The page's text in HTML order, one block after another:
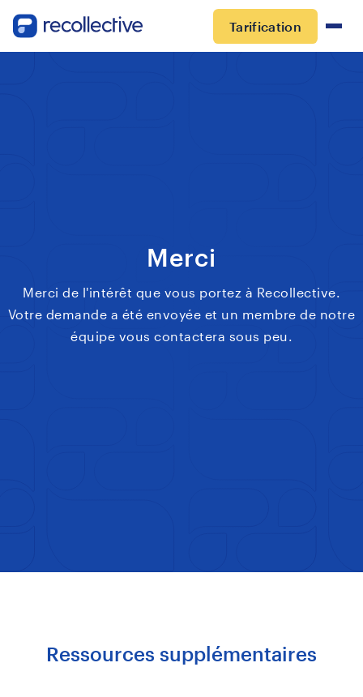
Tarification
Merci
Merci de l'intérêt que vous portez à Recollective.
Votre demande a été envoyée et un membre de notre
équipe vous contactera sous peu.
Ressources supplémentaires